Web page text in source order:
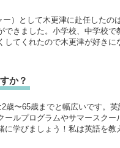
）として木更津に赴任した
きました。小学校、中学校
してくれたので木更津が好き
か？
歳〜65歳までと幅広いです。
ルプログラムやサマースク
学びましょう！私は英語を